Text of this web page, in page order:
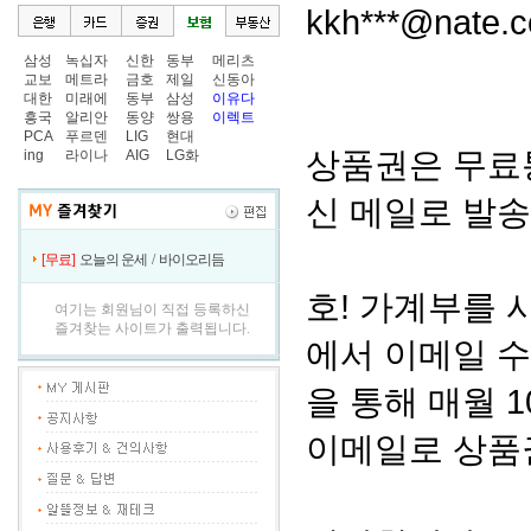
삼성
교보
대한
흥국
PCA
ing
녹십자
메트라
미래에
알리안
푸르덴
라이나
신한
금호
동부
동양
LIG
AIG
동부
제일
삼성
쌍용
현대
LG화
메리츠
신동아
이유다
이렉트
[무료] 오늘의 운세 / 바이오리듬
여기는 회원님이 직접 등록하신
즐겨찾는 사이트가 출력됩니다.
상품권은 무
신 메일로 발
호! 가계부를
에서 이메일
을 통해 매월
이메일로 상